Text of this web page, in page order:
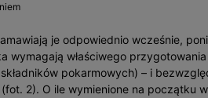
je odpowiednio wcześnie,
wymagają właściwego
pokarmowych) – i
2). O ile wymienione na początku